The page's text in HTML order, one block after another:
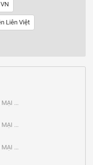
Liên Việt
...
...
...